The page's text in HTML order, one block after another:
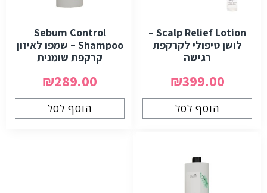
Scalp Relief Lotion –
לושן טיפולי לקרקפת
רגישה
₪399.00
הוסף לסל
Sebum Control
Shampoo – שמפו לאיזון
קרקפת שומנית
₪289.00
הוסף לסל